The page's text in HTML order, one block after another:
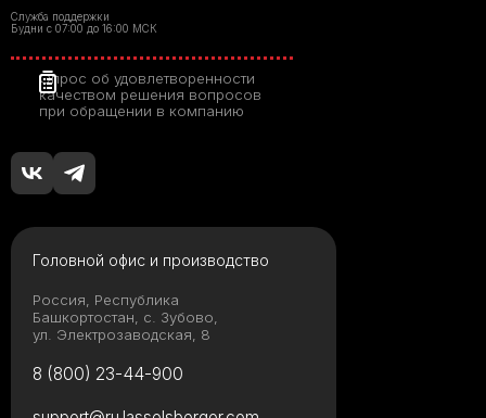
Служба поддержки
Будни с 07:00 до 16:00 МСК
Опрос об удовлетворенности
качеством решения вопросов
при обращении в компанию
Головной офис и производство
Россия, Республика
Башкортостан, с. Зубово,
ул. Электрозаводская, 8
8 (800) 23-44-900